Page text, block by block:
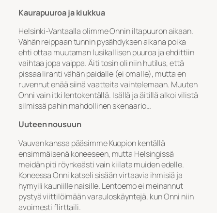
Kaurapuuroa ja kiukkua
Helsinki-Vantaalla olimme Onnin iltapuuron aikaan.
Vähän reippaan tunnin pysähdyksen aikana poika
ehti ottaa muutaman lusikallisen puuroa ja ehdittiin
vaihtaa jopa vaippa. Äiti tosin oli niin hutilus, että
pissaa lirahti vähän paidalle (ei omalle), mutta en
ruvennut enää siinä vaatteita vaihtelemaan. Muuten
Onni vain itki lentokentällä. Isällä ja äitillä alkoi vilistä
silmissä pahin mahdollinen skenaario…
Uuteen nousuun
Vauvan kanssa pääsimme Kuopion kentällä
ensimmäisenä koneeseen, mutta Helsingissä
meidän piti röyhkeästi vain kiilata muiden edelle.
Koneessa Onni katseli sisään virtaavia ihmisiä ja
hymyili kauniille naisille. Lentoemo ei meinannut
pystyä viittilöimään varauloskäyntejä, kun Onni niin
avoimesti flirttaili.